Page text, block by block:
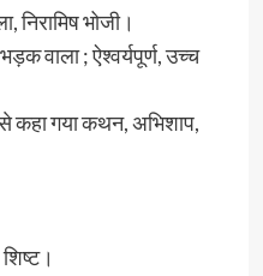
निरामिष भोजी।
वाला ; ऐश्वर्यपूर्ण, उच्च
कहा गया कथन, अभिशाप,